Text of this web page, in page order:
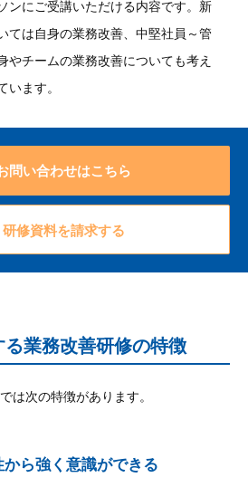
ンにご受講いただける内容です。新
ては自身の業務改善、中堅社員～管
やチームの業務改善についても考え
ます。
問い合わせはこちら
研修資料を請求する
業務改善研修の特徴
は次の特徴があります。
ら強く意識ができる